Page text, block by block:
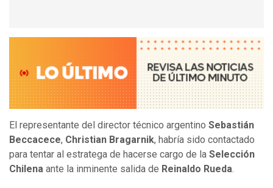
El representante del director técnico argentino Sebastián
Beccacece, Christian Bragarnik, habría sido contactado
para tentar al estratega de hacerse cargo de la Selección
Chilena ante la inminente salida de Reinaldo Rueda.